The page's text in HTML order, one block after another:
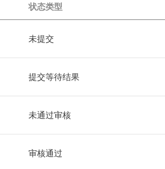
状态类型
未提交
提交等待结果
未通过审核
审核通过